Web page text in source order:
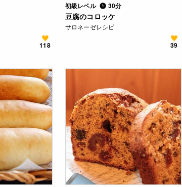
118
初級レベル 30分
豆腐のコロッケ
サロネーゼレシピ
39